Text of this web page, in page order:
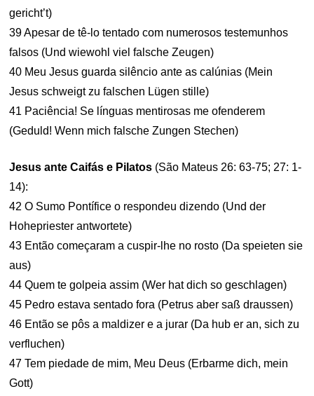
gericht’t)
39 Apesar de tê-lo tentado com numerosos testemunhos
falsos (Und wiewohl viel falsche Zeugen)
40 Meu Jesus guarda silêncio ante as calúnias (Mein
Jesus schweigt zu falschen Lügen stille)
41 Paciência! Se línguas mentirosas me ofenderem
(Geduld! Wenn mich falsche Zungen Stechen)
Jesus ante Caifás e Pilatos (São Mateus 26: 63-75; 27: 1-
14):
42 O Sumo Pontífice o respondeu dizendo (Und der
Hohepriester antwortete)
43 Então começaram a cuspir-lhe no rosto (Da speieten sie
aus)
44 Quem te golpeia assim (Wer hat dich so geschlagen)
45 Pedro estava sentado fora (Petrus aber saß draussen)
46 Então se pôs a maldizer e a jurar (Da hub er an, sich zu
verfluchen)
47 Tem piedade de mim, Meu Deus (Erbarme dich, mein
Gott)